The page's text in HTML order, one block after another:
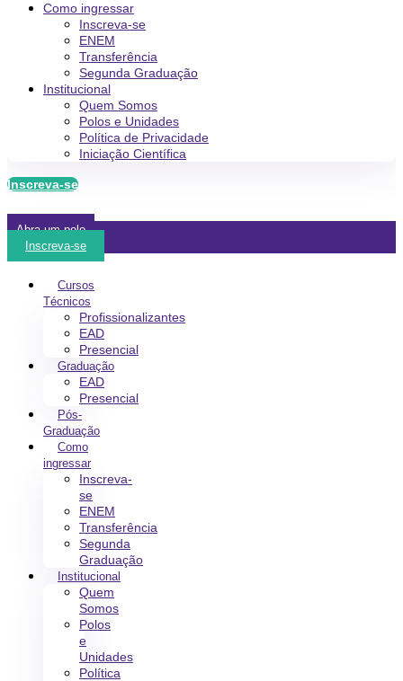
Como ingressar
Inscreva-se
ENEM
Transferência
Segunda Graduação
Institucional
Quem Somos
Polos e Unidades
Política de Privacidade
Iniciação Científica
Inscreva-se
Abra um polo
Inscreva-se
Cursos
Técnicos
Profissionalizantes
EAD
Presencial
Graduação
EAD
Presencial
Pós-
Graduação
Como
ingressar
Inscreva-
se
ENEM
Transferência
Segunda
Graduação
Institucional
Quem
Somos
Polos
e
Unidades
Política